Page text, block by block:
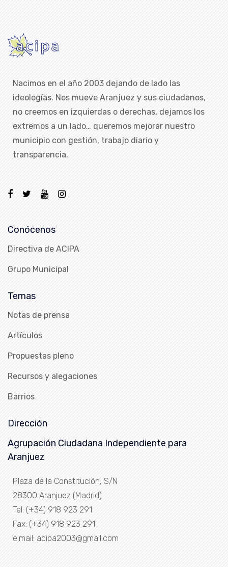
Nacimos en el año 2003 dejando de lado las
ideologías. Nos mueve Aranjuez y sus ciudadanos,
no creemos en izquierdas o derechas, dejamos los
extremos a un lado… queremos mejorar nuestro
municipio con gestión, trabajo diario y
transparencia.
Conócenos
Directiva de ACIPA
Grupo Municipal
Temas
Notas de prensa
Artículos
Propuestas pleno
Recursos y alegaciones
Barrios
Dirección
Agrupación Ciudadana Independiente para
Aranjuez
Plaza de la Constitución, S/N
28300 Aranjuez (Madrid)
Tel: (+34) 918 923 291
Fax: (+34) 918 923 291
e.mail: acipa2003@gmail.com